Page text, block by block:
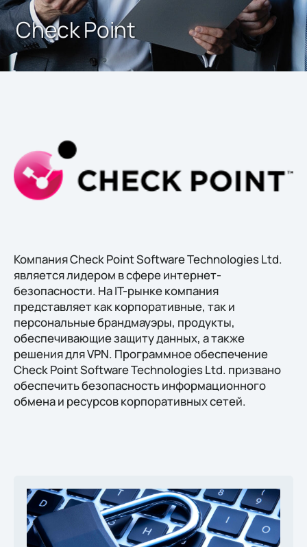
Check Point
Компания Check Point Software Technologies Ltd.
является лидером в сфере интернет-
безопасности. На IT-рынке компания
представляет как корпоративные, так и
персональные брандмауэры, продукты,
обеспечивающие защиту данных, а также
решения для VPN. Программное обеспечение
Check Point Software Technologies Ltd. призвано
обеспечить безопасность информационного
обмена и ресурсов корпоративных сетей.